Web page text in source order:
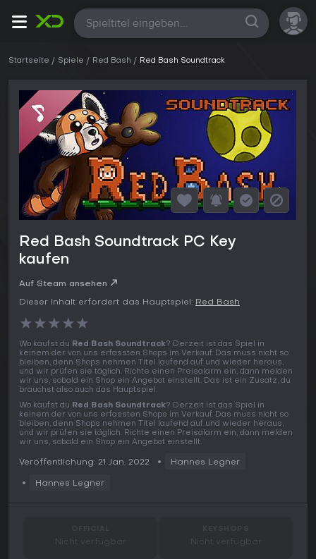
Alle
Startseite Spiele Red Bash Red Bash Soundtrack
Red Bash Soundtrack PC Key
kaufen
Auf Steam ansehen
Dieser Inhalt erfordert das Hauptspiel: Red Bash
★★★★★
Wo kaufst du Red Bash Soundtrack? Derzeit ist das Spiel in
keinem der von uns erfassten Shops im Verkauf. Das muss nicht so
bleiben, denn Shops nehmen Titel laufend auf und wieder heraus,
und wir prüfen sie täglich. Richte einen Preisalarm ein, dann melden
wir uns, sobald ein Shop ein Angebot einstellt. Das ist ein Zusatz, du
brauchst also auch das Hauptspiel.
Wo kaufst du Red Bash Soundtrack? Derzeit ist das Spiel in
keinem der von uns erfassten Shops im Verkauf. Das muss nicht so
bleiben, denn Shops nehmen Titel laufend auf und wieder heraus,
und wir prüfen sie täglich. Richte einen Preisalarm ein, dann melden
wir uns, sobald ein Shop ein Angebot einstellt.
Veröffentlichung: 21 Jan. 2022 Hannes Legner
Hannes Legner
Nicht verfügbar Nicht verfügbar